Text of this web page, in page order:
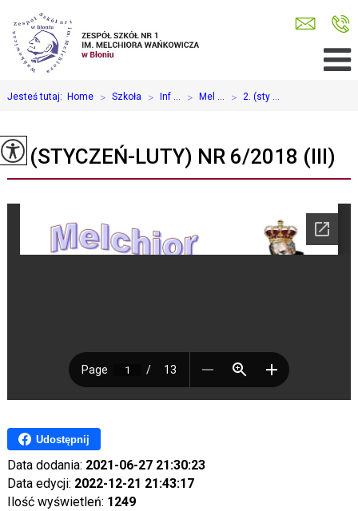
Jesteś tutaj: Home > Szkoła > Inf ... > Mel ... > 2. (sty ...
2. (STYCZEŃ-LUTY) NR 6/2018 (III)
Udostępnij
Data dodania: 2021-06-27 21:30:23
Data edycji: 2022-12-21 21:43:17
Ilość wyświetleń: 1249